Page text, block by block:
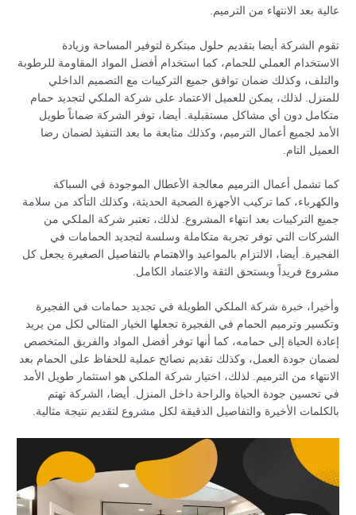
عالية بعد الانتهاء من الترميم.
تقوم الشركة أيضا بتقديم حلول مبتكرة لتوفير المساحة وزيادة
الاستخدام العملي للحمام، كما استخدام أفضل المواد المقاومة للرطوبة
والتلف، وكذلك ضمان توافق جميع التركيبات مع التصميم الداخلي
للمنزل. لذلك، يمكن للعميل الاعتماد على شركة الملكي لتجديد حمام
متكامل دون أي مشاكل مستقبلية. أيضا، توفر الشركة ضماناً طويل
الأمد لجميع أعمال الترميم، وكذلك متابعة ما بعد التنفيذ لضمان رضا
العميل التام.
كما تشمل أعمال الترميم معالجة الأعطال الموجودة في السباكة
والكهرباء، كما تركيب الأجهزة الصحية الحديثة، وكذلك التأكد من سلامة
جميع التركيبات بعد انتهاء المشروع. لذلك، تعتبر شركة الملكي من
الشركات التي توفر تجربة متكاملة وسلسة لتجديد الحمامات في
الفجيرة. أيضا، الالتزام بالمواعيد والاهتمام بالتفاصيل الصغيرة يجعل كل
مشروع فريداً ويستحق الثقة والاعتماد الكامل.
وأخيرا، خبرة شركة الملكي الطويلة في تجديد حمامات في الفجيرة
وتكسير وترميم الحمام في الفجيرة تجعلها الخيار المثالي لكل من يريد
إعادة الحياة إلى حمامه، كما أنها توفر أفضل المواد والفريق المتخصص
لضمان جودة العمل، وكذلك تقديم نصائح عملية للحفاظ على الحمام بعد
الانتهاء من الترميم. لذلك، اختيار شركة الملكي هو استثمار طويل الأمد
في تحسين جودة الحياة والراحة داخل المنزل. أيضا، الشركة تهتم
بالكلمات الأخيرة والتفاصيل الدقيقة لكل مشروع لتقديم نتيجة مثالية.